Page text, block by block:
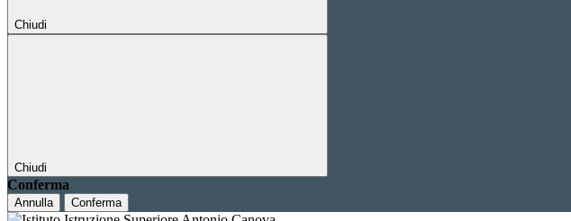
Chiudi
Chiudi
Conferma
Annulla Conferma